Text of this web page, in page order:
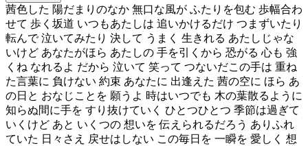
茜色した 陽だまりのなか 無口な風が ふたりを包む 歩幅合わ
せて 歩く坂道 いつもあたしは 追いかけるだけ つまずいたり
転んで 泣いてみたり 決して うまく 生きれる あたしじゃな
いけど あなたがほら あたしの 手を引くから 恐がる 心も 強
くね なれるよ だから 泣いて 笑って つないだこの手は 重ね
た言葉に 負けない 約束 あなたに 出逢えた 茜の空に ほら あ
の日と おなじことを 願うよ 時はいつでも 木の葉散るように
知らぬ間に手を すり抜けていく ひとつひとつ 季節は過ぎて
いくけど あと いくつの 想いを 伝えられるだろう ありふれ
ていた 日々さえ 戻せはしない この毎日を 一瞬を 愛しく 想